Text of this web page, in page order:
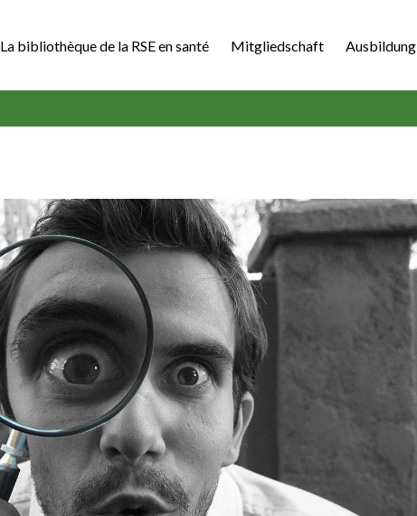
La bibliothèque de la RSE en santé Mitgliedschaft Ausbildung